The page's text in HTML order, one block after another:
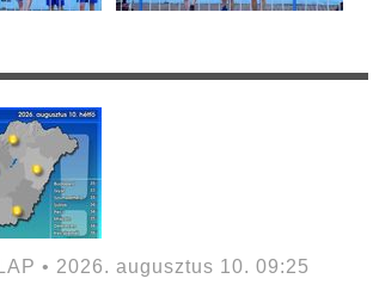
• 2026. augusztus 10. 09:25